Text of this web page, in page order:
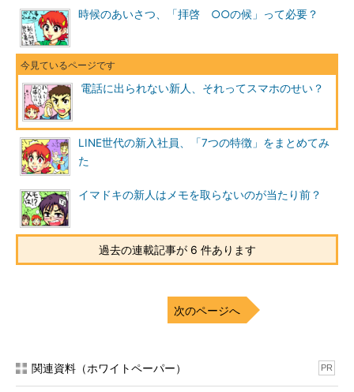
時候のあいさつ、「拝啓 ○○の候」って必要？
電話に出られない新人、それってスマホのせい？
LINE世代の新入社員、「7つの特徴」をまとめてみ
た
イマドキの新人はメモを取らないのが当たり前？
過去の連載記事が 6 件あります
次のページへ
関連資料（ホワイトペーパー） PR